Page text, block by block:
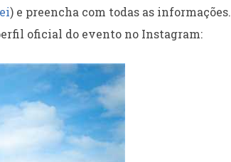
) e preencha com todas as informações.
oficial do evento no Instagram: